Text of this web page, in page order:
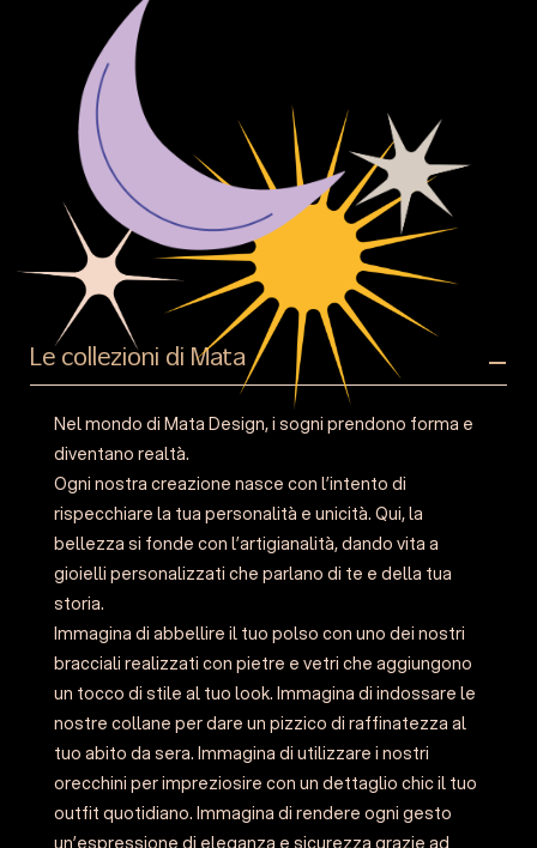
Le collezioni di Mata
Nel mondo di Mata Design, i sogni prendono forma e
diventano realtà.
Ogni nostra creazione nasce con l’intento di
rispecchiare la tua personalità e unicità. Qui, la
bellezza si fonde con l’artigianalità, dando vita a
gioielli personalizzati che parlano di te e della tua
storia.
Immagina di abbellire il tuo polso con uno dei nostri
bracciali realizzati con pietre e vetri che aggiungono
un tocco di stile al tuo look. Immagina di indossare le
nostre collane per dare un pizzico di raffinatezza al
tuo abito da sera. Immagina di utilizzare i nostri
orecchini per impreziosire con un dettaglio chic il tuo
outfit quotidiano. Immagina di rendere ogni gesto
un’espressione di eleganza e sicurezza grazie ad